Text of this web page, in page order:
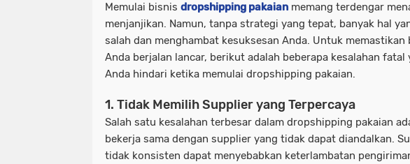
Memulai bisnis dropshipping pakaian memang terdengar
menjanjikan. Namun, tanpa strategi yang tepat, banyak hal
salah dan menghambat kesuksesan Anda. Untuk memastikan
Anda berjalan lancar, berikut adalah beberapa kesalahan fatal
Anda hindari ketika memulai dropshipping pakaian.
1. Tidak Memilih Supplier yang Terpercaya
Salah satu kesalahan terbesar dalam dropshipping pakaian
bekerja sama dengan supplier yang tidak dapat diandalkan.
tidak konsisten dapat menyebabkan keterlambatan